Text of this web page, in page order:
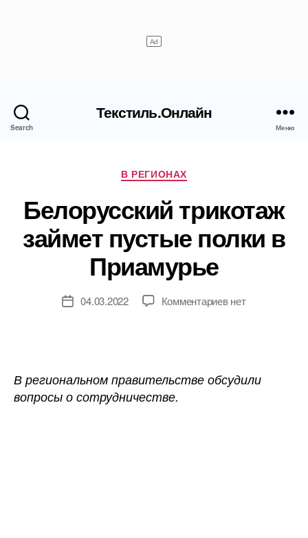
Search
Текстиль.Онлайн
Меню
Рубрики
В РЕГИОНАХ
Белорусский трикотаж
займет пустые полки в
Приамурье
Дата04.03.2022 Комментариевк
пустые
полки
нет
В региональном правительстве обсудили
вопросы о сотрудничестве.